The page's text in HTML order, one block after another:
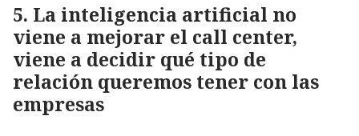
La inteligencia artificial no
viene a mejorar el call center,
viene a decidir qué tipo de
relación queremos tener con las
empresas